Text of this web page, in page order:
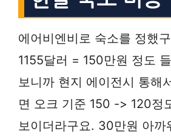
에어비엔비로 숙소를 정했
1155달러 = 150만원 정도
보니까 현지 에이전시 통해
면 오크 기준 150 -> 120정
보이더라구요. 30만원 아까